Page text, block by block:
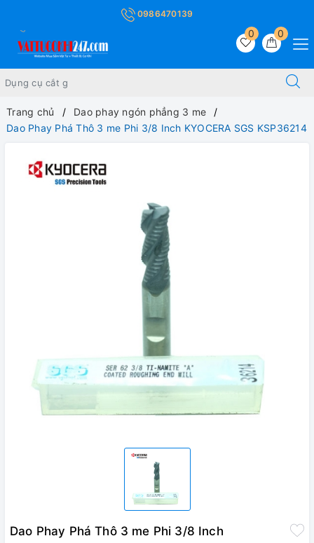
0986470139
0
0
Trang chủ
Dao phay ngón phẳng 3 me
Dao Phay Phá Thô 3 me Phi 3/8 Inch KYOCERA SGS KSP36214
Dao Phay Phá Thô 3 me Phi 3/8 Inch